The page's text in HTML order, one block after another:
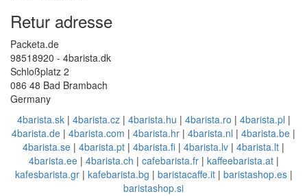
Retur adresse
Packeta.de
98518920 - 4barista.dk
Schloßplatz 2
086 48 Bad Brambach
Germany
4barista.sk| 4barista.cz| 4barista.hu | 4barista.ro | 4barista.pl |
4barista.de | 4barista.com | 4barista.hr | 4barista.nl | 4barista.be |
4barista.se | 4barista.pt | 4barista.fi | 4barista.lv | 4barista.lt |
4barista.ee| 4barista.ch | cafebarista.fr| kaffeebarista.at|
kafesbarista.gr| kafebarista.bg | baristacaffe.it| baristashop.es|
baristashop.si